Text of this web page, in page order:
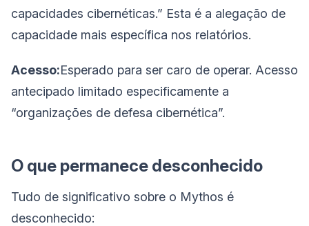
capacidades cibernéticas.” Esta é a alegação de
capacidade mais específica nos relatórios.
Acesso:Esperado para ser caro de operar. Acesso
antecipado limitado especificamente a
“organizações de defesa cibernética”.
O que permanece desconhecido
Tudo de significativo sobre o Mythos é
desconhecido: